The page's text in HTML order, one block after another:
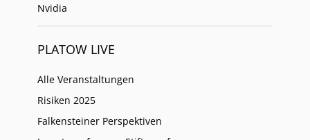
Nvidia
PLATOW LIVE
Alle Veranstaltungen
Risiken 2025
Falkensteiner Perspektiven